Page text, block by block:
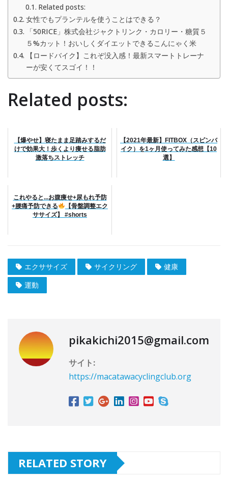
Related posts:
女性でもプランテルを使うことはできる？
「50RICE」株式会社ジャクトリンク・カロリー・糖質５
５%カット！おいしくダイエットできるこんにゃく米
【ロードバイク】これぞ没入感！最新スマートトレーナ
ーが安くてスゴイ！！
Related posts:
【爆やせ】寝たまま足踏みするだ
けで効果大！歩くより痩せる脂肪
激落ちストレッチ
【2021年最新】FITBOX（スピンバ
イク）を1ヶ月使ってみた感想【10
選】
これやると...お腹痩せ+尿もれ予防
+腰痛予防できる
【骨盤調整エク
ササイズ】 #shorts
エクササイズ サイクリング
健康
運動
pikakichi2015@gmail.com
サイト:
https://macatawacyclingclub.org
RELATED STORY